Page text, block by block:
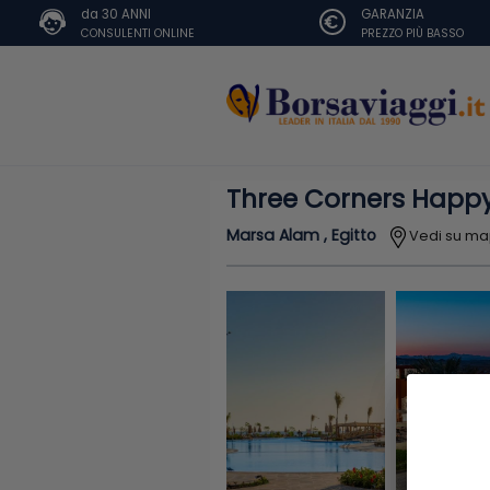
da 30 ANNI
CONSULENTI ONLINE
GARANZIA
PREZZO PIÙ BASSO
Three Corners
Marsa Alam , Egitto Vedi su